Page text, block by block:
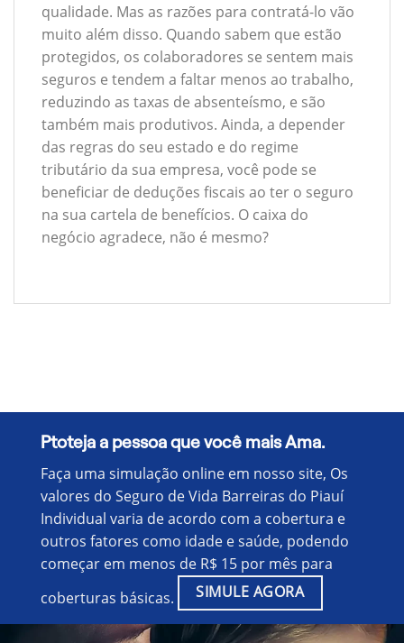
qualidade. Mas as razões para contratá-lo vão
muito além disso. Quando sabem que estão
protegidos, os colaboradores se sentem mais
seguros e tendem a faltar menos ao trabalho,
reduzindo as taxas de absenteísmo, e são
também mais produtivos. Ainda, a depender
das regras do seu estado e do regime
tributário da sua empresa, você pode se
beneficiar de deduções fiscais ao ter o seguro
na sua cartela de benefícios. O caixa do
negócio agradece, não é mesmo?
Ptoteja a pessoa que você mais Ama.
Faça uma simulação online em nosso site, Os
valores do Seguro de Vida Barreiras do Piauí
Individual varia de acordo com a cobertura e
outros fatores como idade e saúde, podendo
começar em menos de R$ 15 por mês para
coberturas básicas.
SIMULE AGORA